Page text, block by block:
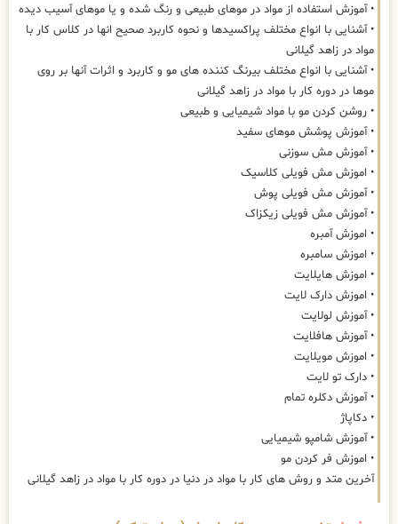
• آموزش استفاده از مواد در موهای طبیعی و رنگ شده و یا موهای آسیب دیده
• آشنایی با انواع مختلف پراکسیدها و نحوه کاربرد صحیح انها در کلاس کار با
مواد در زاهد گیلانی
• آشنایی با انواع مختلف بیرنگ کننده های مو و کاربرد و اثرات آنها بر روی
موها در دوره کار با مواد در زاهد گیلانی
• روشن کردن مو با مواد شیمیایی و طبیعی
• آموزش پوشش موهای سفید
• آموزش مش سوزنی
• اموزش مش فویلی کلاسیک
• آموزش مش فویلی پوش
• آموزش مش فویلی زیکزاک
• اموزش آمبره
• اموزش سامبره
• اموزش هایلایت
• اموزش دارک لایت
• آموزش لولایت
• آموزش هافلایت
• اموزش مویلایت
• دارک تو لایت
• آموزش دکلره تمام
• دکاپاژ
• آموزش شامپو شیمیایی
• اموزش فر کردن مو
آخرین متد و روش های کار با مواد در دنیا در دوره کار با مواد در زاهد گیلانی